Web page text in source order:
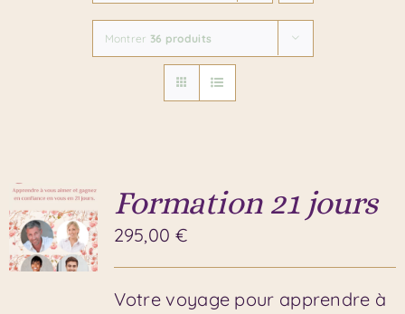
Montrer 36 produits
Formation 21 jours
295,00 €
Votre voyage pour apprendre à